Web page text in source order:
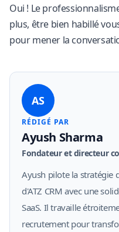
Oui ! Le
plus, être bien habillé
pour mener la
AS
RÉDIGÉ PAR
Ayush Sharma
Fondateur et directeur
Ayush pilote la stratégie
d'ATZ CRM avec une
SaaS. Il travaille
recrutement pour